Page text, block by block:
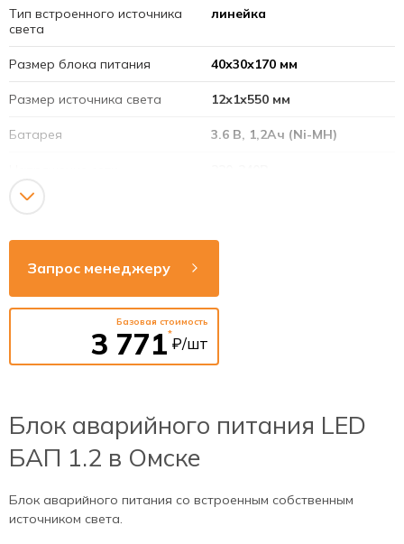
Тип встроенного источника
света
линейка
Размер блока питания 40х30х170 мм
Размер источника света 12х1х550 мм
Батарея 3.6 В, 1,2Ач (Ni-MH)
Рабочая частота
Время срабатывания ≤ 0.25 сек
Индикация состояния
Тестирование есть
Запрос менеджеру
Базовая стоимость
3 771*
₽/шт
Блок аварийного питания LED
БАП 1.2 в Омске
Блок аварийного питания со встроенным собственным
источником света.